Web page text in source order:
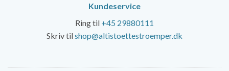
Kundeservice
Ring til +45 29880111
Skriv tilshop@altistoettestroemper.dk